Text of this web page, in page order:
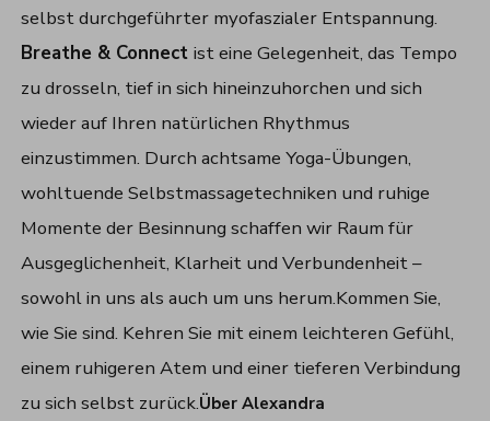
selbst durchgeführter myofaszialer Entspannung.
Breathe & Connect ist eine Gelegenheit, das Tempo
zu drosseln, tief in sich hineinzuhorchen und sich
wieder auf Ihren natürlichen Rhythmus
einzustimmen. Durch achtsame Yoga-Übungen,
wohltuende Selbstmassagetechniken und ruhige
Momente der Besinnung schaffen wir Raum für
Ausgeglichenheit, Klarheit und Verbundenheit –
sowohl in uns als auch um uns herum.Kommen Sie,
wie Sie sind. Kehren Sie mit einem leichteren Gefühl,
einem ruhigeren Atem und einer tieferen Verbindung
zu sich selbst zurück.Über Alexandra